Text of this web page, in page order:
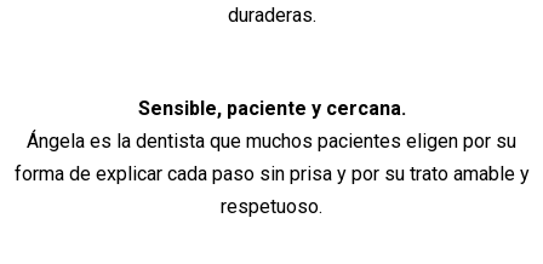
duraderas.
Sensible, paciente y cercana.
Ángela es la dentista que muchos pacientes eligen por su
forma de explicar cada paso sin prisa y por su trato amable y
respetuoso.